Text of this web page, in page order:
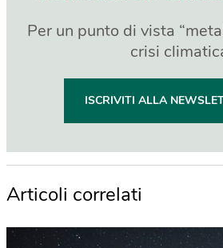
Per un punto di vista
crisi
ISCRIVITI ALLA
Articoli correlati